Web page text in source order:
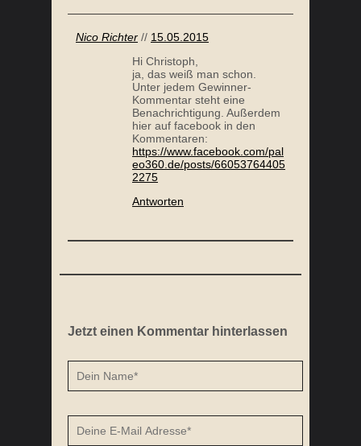
Nico Richter // 15.05.2015
Hi Christoph,
ja, das weiß man schon.
Unter jedem Gewinner-
Kommentar steht eine
Benachrichtigung. Außerdem
hier auf facebook in den
Kommentaren:
https://www.facebook.com/pal
eo360.de/posts/66053764405
2275
Antworten
Jetzt einen Kommentar hinterlassen